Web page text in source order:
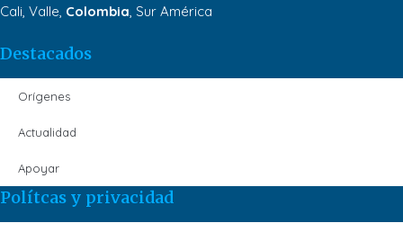
Cali, Valle, Colombia , Sur América
Destacados
Orígenes
Actualidad
Apoyar
Polítcas y privacidad